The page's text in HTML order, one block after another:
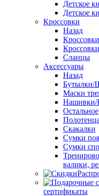
Детское
Детское
Кроссовки
Назад
Сланцы
Аксессуары
Назад
Бутылки/
Маски
Нашивки/
Остальное
Скакалки
Сумки
Сумки
валики,
сертификаты